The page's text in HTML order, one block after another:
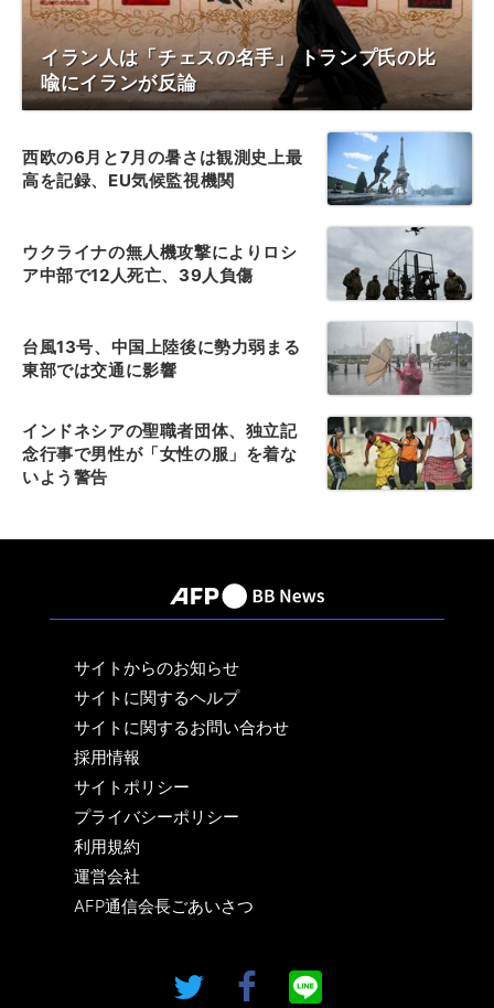
イラン人は「チェスの名手」 トランプ氏の比
喩にイランが反論
西欧の6月と7月の暑さは観測史上最
高を記録、EU気候監視機関
ウクライナの無人機攻撃によりロシ
ア中部で12人死亡、39人負傷
台風13号、中国上陸後に勢力弱まる
東部では交通に影響
インドネシアの聖職者団体、独立記
念行事で男性が「女性の服」を着な
いよう警告
サイトからのお知らせ
サイトに関するヘルプ
サイトに関するお問い合わせ
採用情報
サイトポリシー
プライバシーポリシー
利用規約
運営会社
AFP通信会長ごあいさつ